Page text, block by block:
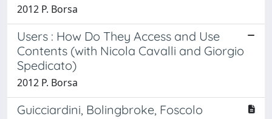
2012 P. Borsa
Users : How Do They Access and Use
Contents (with Nicola Cavalli and Giorgio
Spedicato)
2012 P. Borsa
Guicciardini, Bolingbroke, Foscolo